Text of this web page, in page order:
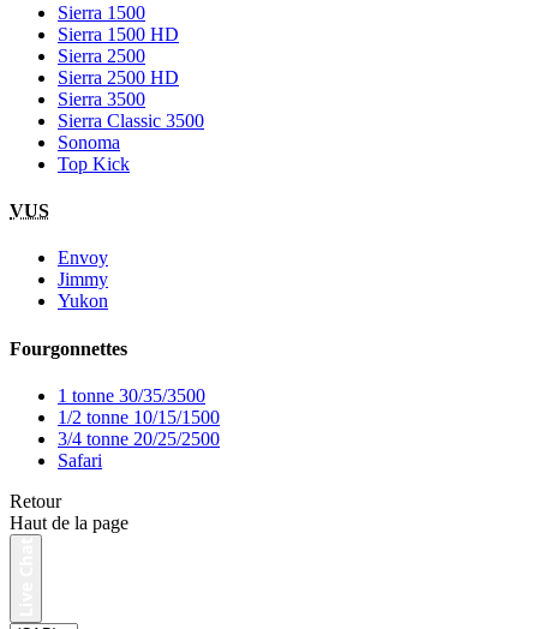
Sierra 1500
Sierra 1500 HD
Sierra 2500
Sierra 2500 HD
Sierra 3500
Sierra Classic 3500
Sonoma
Top Kick
VUS
Envoy
Jimmy
Yukon
Fourgonnettes
1 tonne 30/35/3500
1/2 tonne 10/15/1500
3/4 tonne 20/25/2500
Safari
Retour
Haut de la page